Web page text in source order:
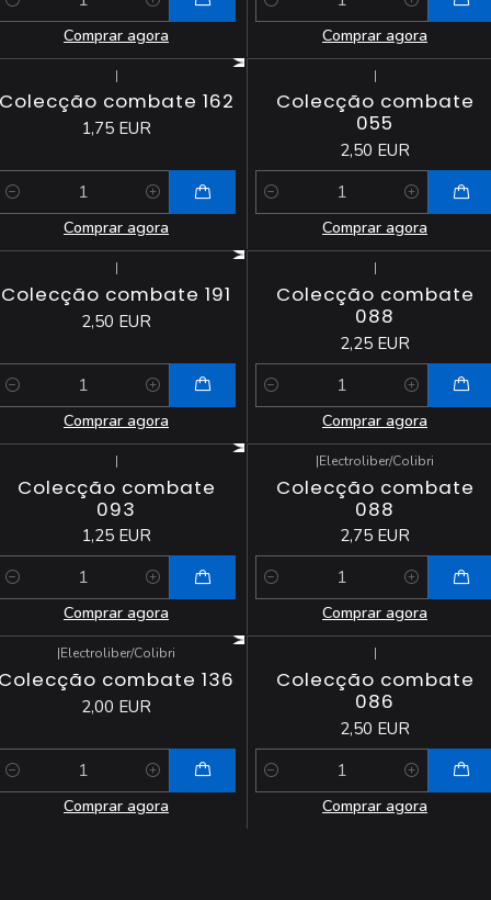
Comprar agora
Quantidade
Comprar agora
|
combate 162
1,75 EUR
Comprar agora
|
Colecção combate
055
2,50 EUR
Quantidade
Comprar agora
|
Colecção combate 191
2,50 EUR
Comprar agora
|
Colecção combate
088
2,25 EUR
Quantidade
Comprar agora
|
Colecção combate
093
1,25 EUR
Comprar agora
|Electroliber/Colibri
Colecção combate
088
2,75 EUR
Quantidade
Comprar agora
|Electroliber/Colibri
combate 136
2,00 EUR
Comprar agora
|
Colecção combate
086
2,50 EUR
Quantidade
Comprar agora